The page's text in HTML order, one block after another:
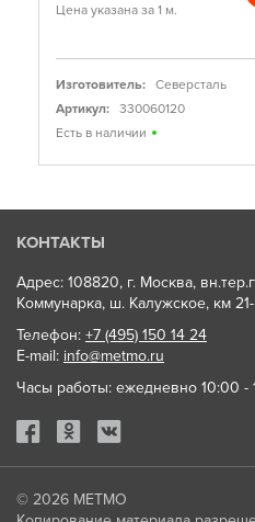
Цена указана за 1 м.
Изготовитель:
Северсталь
Артикул:
330060120
Есть в наличии
КОНТАКТЫ
Адрес: 108820, г. Москва,
Коммунарка, ш. Калужское, км
Телефон: +7 (495) 150 14 24
E-mail: info@metmo.ru
Часы работы: ежедневно 10:00 -
© 2026 МЕТМО